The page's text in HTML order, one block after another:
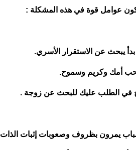
عوامل قوة في هذه المشكلة :
يمرون بظروف وصعوبات إثبات الذات